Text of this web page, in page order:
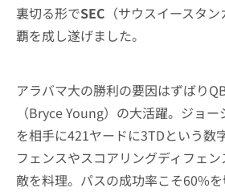
裏切る形でSEC （サウスイースタ
覇を成し遂げました。
アラバマ大の勝利の要因はずばり
（Bryce Young）の大活躍。ジョ
を相手に421ヤードに3TDという数
フェンスやスコアリングディフェ
敵を料理。パスの成功率こそ60%